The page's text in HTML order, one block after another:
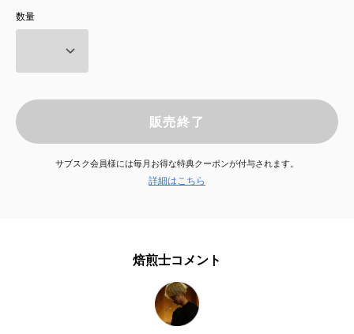
サービス
店舗情報
数量
販売終了
サブスク会員様には毎月お得な特典クーポンが付与されます。
詳細はこちら
焙煎士コメント